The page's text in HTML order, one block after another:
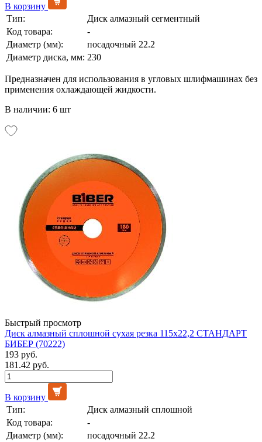
В корзину
Тип:
Диск алмазный сегментный
Код товара:
-
Диаметр (мм):
посадочный 22.2
Диаметр диска, мм: 230
Предназначен для использования в угловых шлифмашинах без
применения охлаждающей жидкости.
В наличии: 6 шт
Быстрый просмотр
Диск алмазный сплошной сухая резка 115х22,2 СТАНДАРТ
БИБЕР (70222)
193 руб.
181.42 руб.
В корзину
Тип:
Диск алмазный сплошной
Код товара:
-
Диаметр (мм):
посадочный 22.2